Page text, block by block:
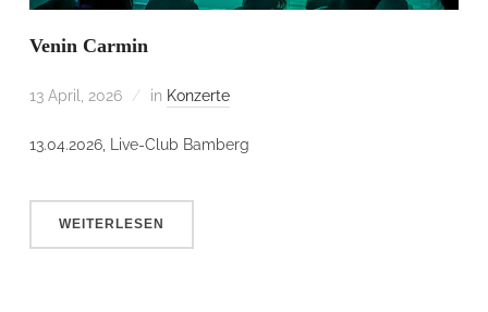
Venin Carmin
13 April, 2026 in Konzerte
13.04.2026, Live-Club Bamberg
WEITERLESEN